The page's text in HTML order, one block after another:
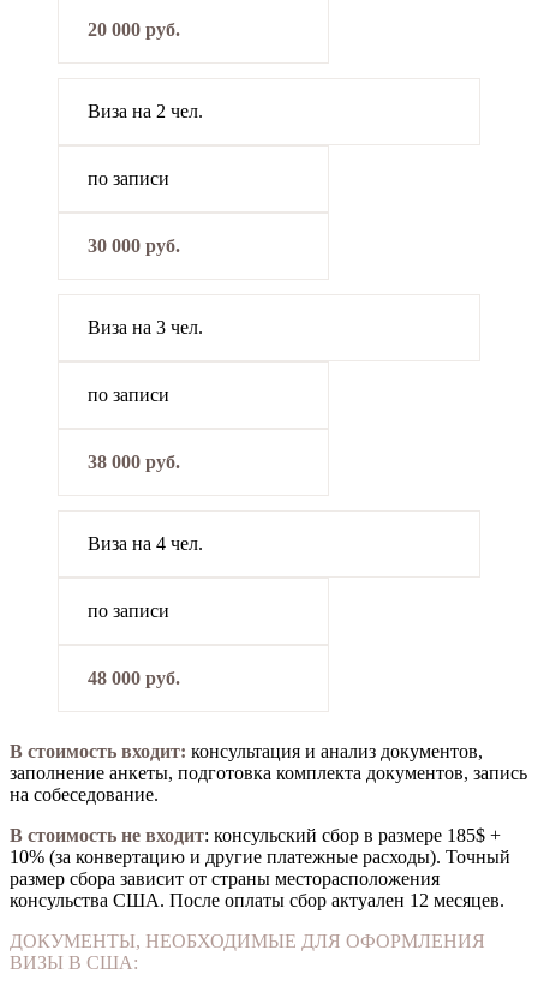
20 000 руб.
Виза на 2 чел.
по записи
30 000 руб.
Виза на 3 чел.
по записи
38 000 руб.
Виза на 4 чел.
по записи
48 000 руб.
В стоимость входит: консультация и анализ документов,
заполнение анкеты, подготовка комплекта документов, запись
на собеседование.
В стоимость не входит: консульский сбор в размере 185$ +
10% (за конвертацию и другие платежные расходы). Точный
размер сбора зависит от страны месторасположения
консульства США. После оплаты сбор актуален 12 месяцев.
ДОКУМЕНТЫ, НЕОБХОДИМЫЕ ДЛЯ ОФОРМЛЕНИЯ
ВИЗЫ В США: